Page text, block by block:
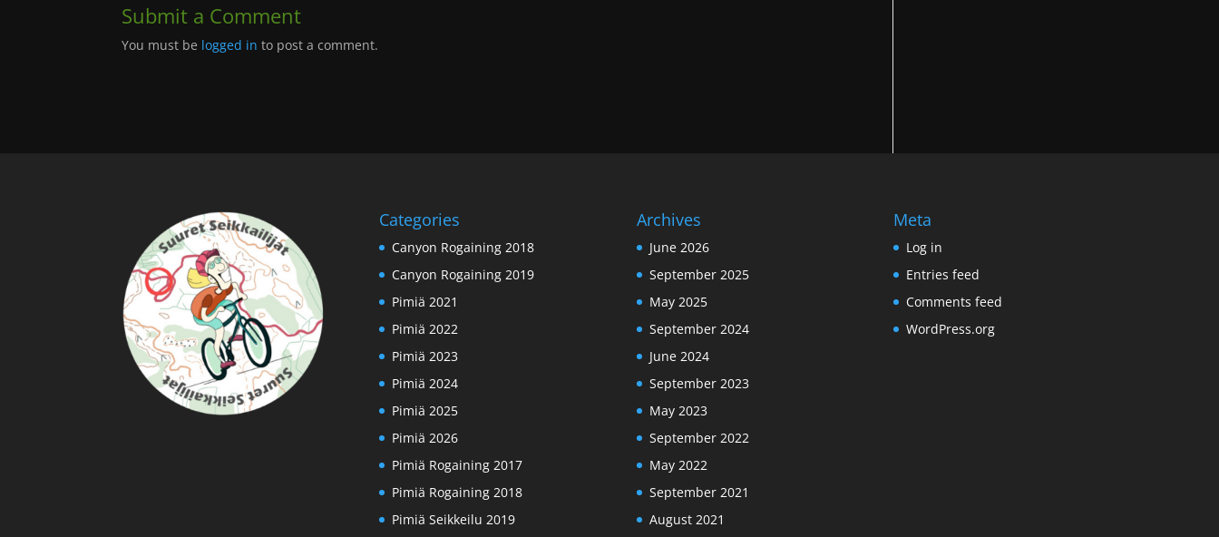
Submit a Comment
You must be logged in to post a comment.
Categories
Canyon Rogaining 2018
Canyon Rogaining 2019
Pimiä 2021
Pimiä 2022
Pimiä 2023
Pimiä 2024
Pimiä 2025
Pimiä 2026
Pimiä Rogaining 2017
Pimiä Rogaining 2018
Pimiä Seikkeilu 2019
Archives
June 2026
September 2025
May 2025
September 2024
June 2024
September 2023
May 2023
September 2022
May 2022
September 2021
August 2021
Meta
Log in
Entries feed
Comments feed
WordPress.org